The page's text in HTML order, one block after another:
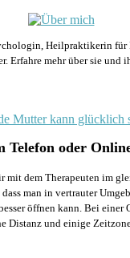
Heilpraktikerin für
Erfahre mehr über sie und
Telefon oder
mit dem Therapeuten im
man in vertrauter
öffnen kann. Bei einer
Distanz und einige